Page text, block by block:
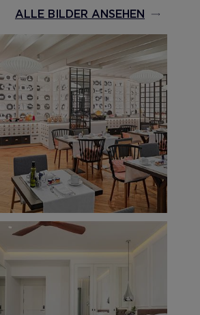
ALLE BILDER ANSEHEN